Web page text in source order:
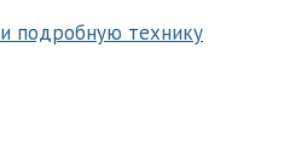
подробную технику